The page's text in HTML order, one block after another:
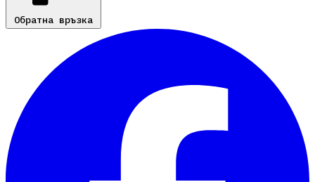
Обратна връзка
Обратна връзка